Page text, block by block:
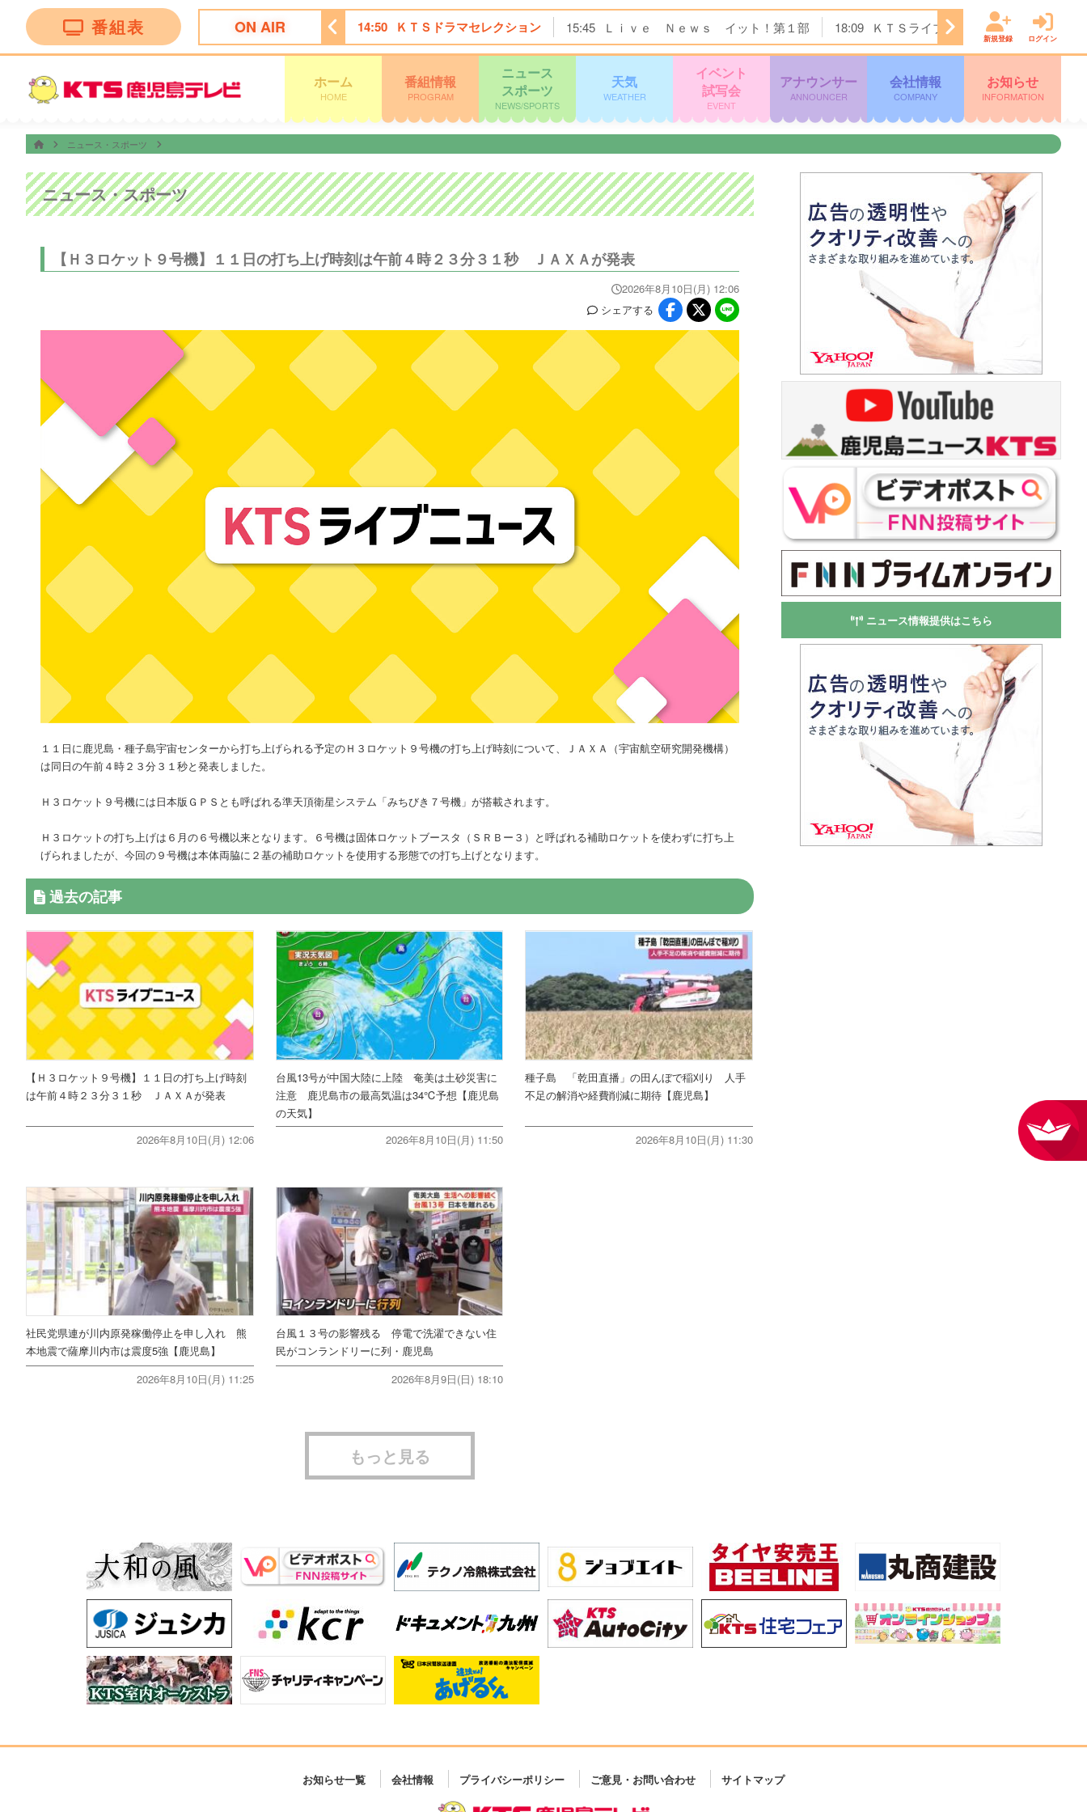
番組表 ON AIR
レビショッピング 14:20 新甲賀漢方テレビショッピング 14:50 ＫＴＳドラマセレクション 15:45 Ｌｉｖｅ Ｎｅｗｓ イット！第１部 18:09 ＫＴＳライブニュース 19:00
新規登録 ログイン
ホーム
HOME
番組情報
PROGRAM
ニュース
スポーツ
NEWS/SPORTS
天気
WEATHER
イベント
試写会
EVENT
アナウンサー
ANNOUNCER
会社情報
COMPANY
お知らせ
INFORMATION
ニュース・スポーツ
ニュース・スポーツ
【Ｈ３ロケット９号機】１１日の打ち上げ時刻は午前４時２３分３１秒 ＪＡＸＡが発表
2026年8月10日(月) 12:06
シェアする
１１日に鹿児島・種子島宇宙センターから打ち上げられる予定のＨ３ロケット９号機の打ち上げ時刻について、ＪＡＸＡ（宇宙航空研究開発機構）
は同日の午前４時２３分３１秒と発表しました。
Ｈ３ロケット９号機には日本版ＧＰＳとも呼ばれる準天頂衛星システム「みちびき７号機」が搭載されます。
Ｈ３ロケットの打ち上げは６月の６号機以来となります。６号機は固体ロケットブースタ（ＳＲＢー３）と呼ばれる補助ロケットを使わずに打ち上
げられましたが、今回の９号機は本体両脇に２基の補助ロケットを使用する形態での打ち上げとなります。
過去の記事
【Ｈ３ロケット９号機】１１日の打ち上げ時刻
は午前４時２３分３１秒 ＪＡＸＡが発表
2026年8月10日(月) 12:06
台風13号が中国大陸に上陸 奄美は土砂災害に
注意 鹿児島市の最高気温は34℃予想【鹿児島
の天気】
2026年8月10日(月) 11:50
種子島 「乾田直播」の田んぼで稲刈り 人手
不足の解消や経費削減に期待【鹿児島】
2026年8月10日(月) 11:30
社民党県連が川内原発稼働停止を申し入れ 熊
本地震で薩摩川内市は震度5強【鹿児島】
2026年8月10日(月) 11:25
台風１３号の影響残る 停電で洗濯できない住
民がコンランドリーに列・鹿児島
2026年8月9日(日) 18:10
もっと見る
ニュース情報提供はこちら
お知らせ一覧 会社情報 プライバシーポリシー ご意見・お問い合わせ サイトマップ